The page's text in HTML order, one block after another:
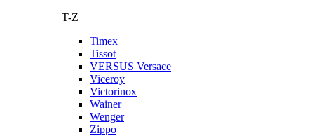
T-Z
Timex
Tissot
VERSUS Versace
Viceroy
Victorinox
Wainer
Wenger
Zippo